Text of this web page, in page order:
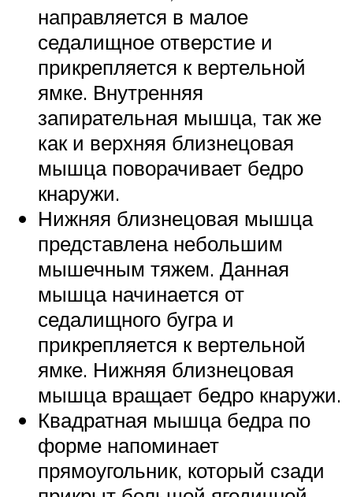
направляется в малое
седалищное отверстие и
прикрепляется к вертельной
ямке. Внутренняя
запирательная мышца, так же
как и верхняя близнецовая
мышца поворачивает бедро
кнаружи.
Нижняя близнецовая мышца
представлена небольшим
мышечным тяжем. Данная
мышца начинается от
седалищного бугра и
прикрепляется к вертельной
ямке. Нижняя близнецовая
мышца вращает бедро кнаружи.
Квадратная мышца бедра по
форме напоминает
прямоугольник, который сзади